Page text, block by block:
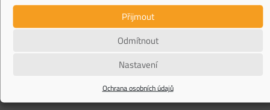
Přijmout
Odmítnout
Nastavení
Ochrana osobních údajů
chráněny službou reCAPTCHA, na kterou se vztahujíPrivacy PolicyaTerms of Service
společnosti Google.